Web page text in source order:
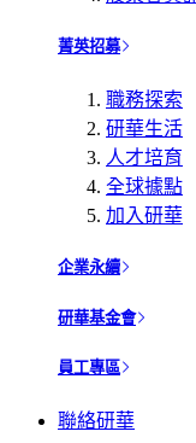
菁英招募
職務探索
研華生活
人才培育
全球據點
加入研華
企業永續
研華基金會
員工專區
聯絡研華